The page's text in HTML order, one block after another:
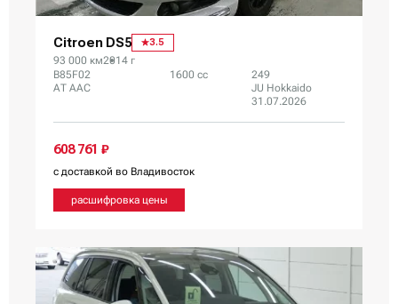
Citroen DS5 3.5
93 000 км2014 г
B85F02
AT AAC
1600 сс
249
JU Hokkaido
31.07.2026
608 761 ₽
с доставкой во Владивосток
расшифровка цены